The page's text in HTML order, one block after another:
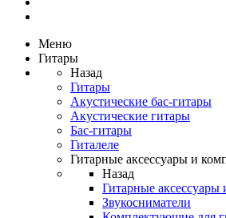
Меню
Гитары
Назад
Гитары
Акустические бас-гитары
Акустические гитары
Бас-гитары
Гиталеле
Гитарные аксессуары и
Назад
Гитарные
Звукосниматели